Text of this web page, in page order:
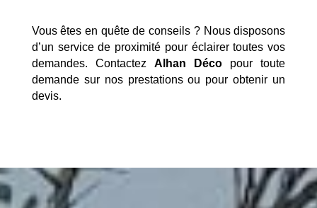
Vous êtes en quête de conseils ? Nous disposons
d’un service de proximité pour éclairer toutes vos
demandes. Contactez Alhan Déco pour toute
demande sur nos prestations ou pour obtenir un
devis.